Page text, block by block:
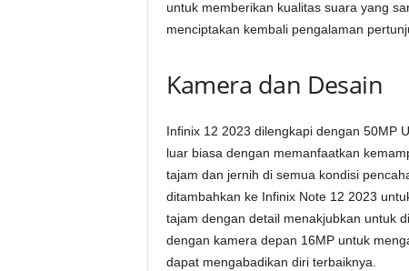
untuk memberikan kualitas suara yang
menciptakan kembali pengalaman
Kamera dan Desain
Infinix 12 2023 dilengkapi dengan 50MP
luar biasa dengan memanfaatkan
tajam dan jernih di semua kondisi
ditambahkan ke Infinix Note 12 2023
tajam dengan detail menakjubkan untuk
dengan kamera depan 16MP untuk
dapat mengabadikan diri terbaiknya.